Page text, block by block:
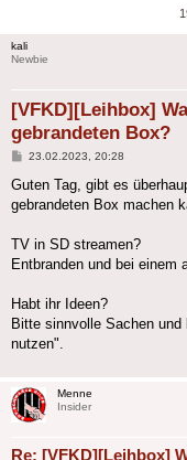
kali
Newbie
[VFKD][Leihbox]
gebrandeten Box?
Beitrag
23.02.2023, 20:28
Guten Tag, gibt es
gebrandeten Box machen
TV in SD streamen?
Entbranden und bei einem
Habt ihr Ideen?
Bitte sinnvolle Sachen
nutzen".
Menne
Insider
Re: [VFKD][Leihbox]